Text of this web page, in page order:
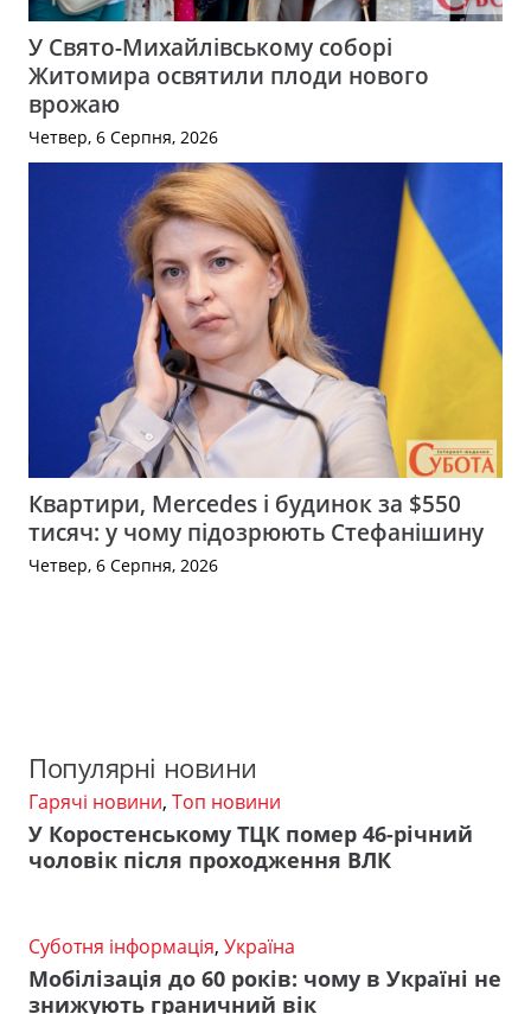
У Свято-Михайлівському соборі
Житомира освятили плоди нового
врожаю
Четвер, 6 Серпня, 2026
Квартири, Mercedes і будинок за $550
тисяч: у чому підозрюють Стефанішину
Четвер, 6 Серпня, 2026
Популярні новини
Гарячі новини, Топ новини
У Коростенському ТЦК помер 46-річний
чоловік після проходження ВЛК
Суботня інформація, Україна
Мобілізація до 60 років: чому в Україні не
знижують граничний вік